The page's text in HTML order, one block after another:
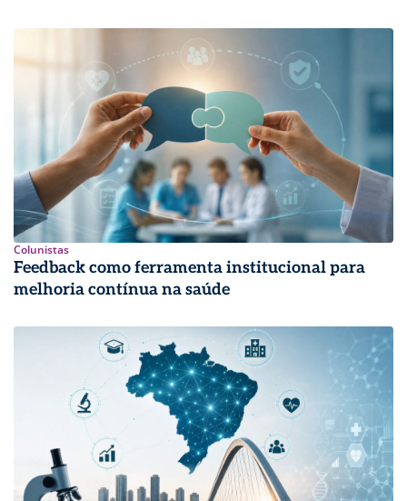
Colunistas
Feedback como ferramenta institucional para
melhoria contínua na saúde